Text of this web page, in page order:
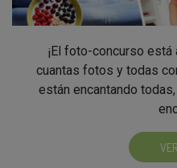
¡El foto-concurso está
cuantas fotos y todas
están encantando